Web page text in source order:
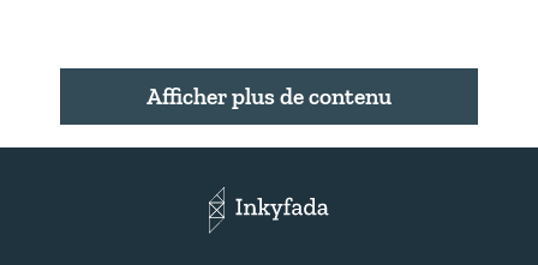
Afficher plus de contenu